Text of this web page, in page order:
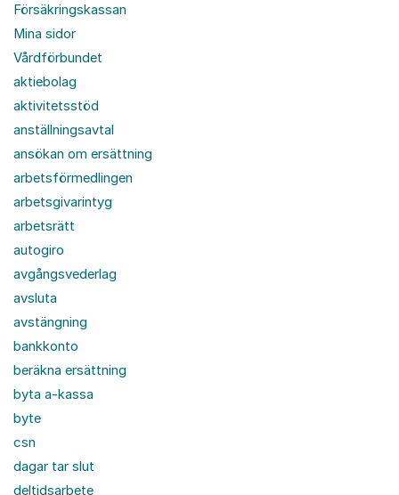
Försäkringskassan
Mina sidor
Vårdförbundet
aktiebolag
aktivitetsstöd
anställningsavtal
ansökan om ersättning
arbetsförmedlingen
arbetsgivarintyg
arbetsrätt
autogiro
avgångsvederlag
avsluta
avstängning
bankkonto
beräkna ersättning
byta a-kassa
byte
csn
dagar tar slut
deltidsarbete